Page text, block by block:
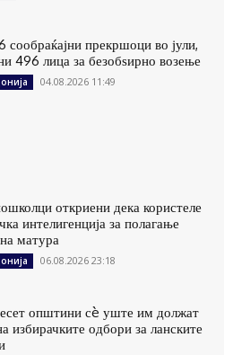
сообраќајни прекршоци во јули,
496 лица за безобѕирно возење
04.08.2026 11:49
откриени дека користеле
интелигенција за полагање
матура
06.08.2026 23:18
општини сè уште им должат
избирачките одбори за ланските